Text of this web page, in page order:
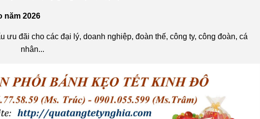
năm 2026
đãi cho các đại lý, doanh nghiệp, đoàn thế, công ty, công đoàn, cá
nhân...